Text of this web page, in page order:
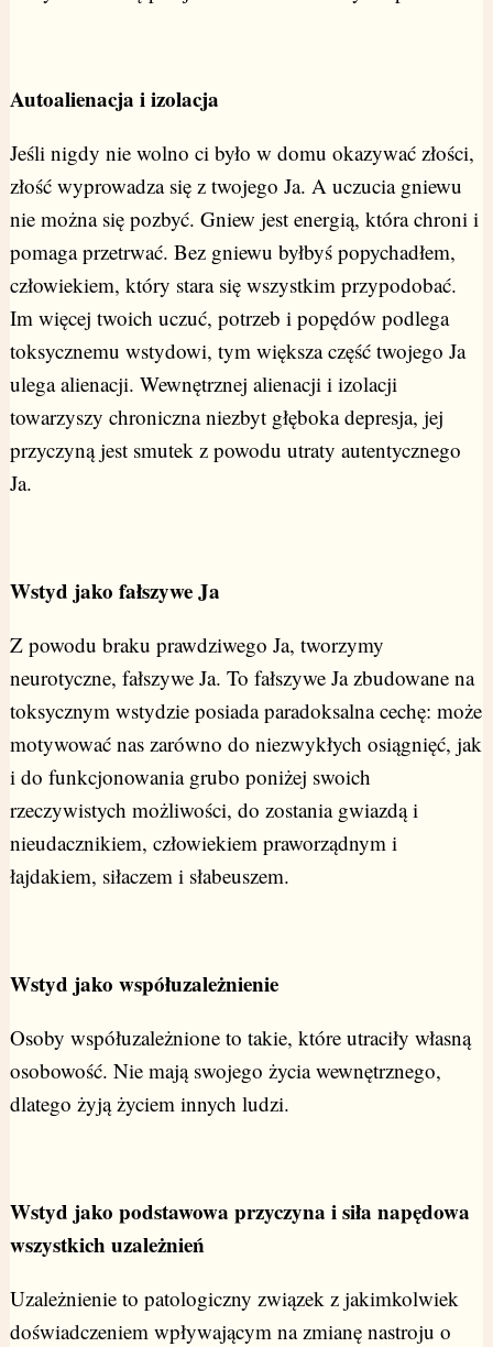
Autoalienacja i izolacja
Jeśli nigdy nie wolno ci było w domu okazywać złości,
złość wyprowadza się z twojego Ja. A uczucia gniewu
nie można się pozbyć. Gniew jest energią, która chroni i
pomaga przetrwać. Bez gniewu byłbyś popychadłem,
człowiekiem, który stara się wszystkim przypodobać.
Im więcej twoich uczuć, potrzeb i popędów podlega
toksycznemu wstydowi, tym większa część twojego Ja
ulega alienacji. Wewnętrznej alienacji i izolacji
towarzyszy chroniczna niezbyt głęboka depresja, jej
przyczyną jest smutek z powodu utraty autentycznego
Ja.
Wstyd jako fałszywe Ja
Z powodu braku prawdziwego Ja, tworzymy
neurotyczne, fałszywe Ja. To fałszywe Ja zbudowane na
toksycznym wstydzie posiada paradoksalna cechę: może
motywować nas zarówno do niezwykłych osiągnięć, jak
i do funkcjonowania grubo poniżej swoich
rzeczywistych możliwości, do zostania gwiazdą i
nieudacznikiem, człowiekiem praworządnym i
łajdakiem, siłaczem i słabeuszem.
Wstyd jako współuzależnienie
Osoby współuzależnione to takie, które utraciły własną
osobowość. Nie mają swojego życia wewnętrznego,
dlatego żyją życiem innych ludzi.
Wstyd jako podstawowa przyczyna i siła napędowa
wszystkich uzależnień
Uzależnienie to patologiczny związek z jakimkolwiek
doświadczeniem wpływającym na zmianę nastroju o